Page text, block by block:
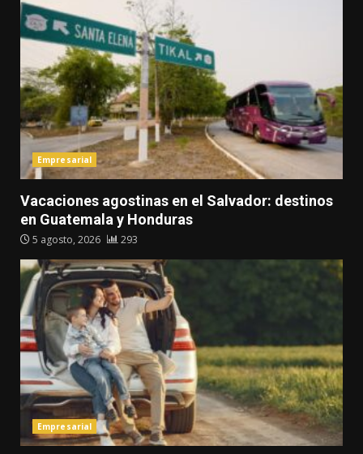
Empresarial
Vacaciones agostinas en el Salvador: destinos
en Guatemala y Honduras
5 agosto, 2026 293
Empresarial